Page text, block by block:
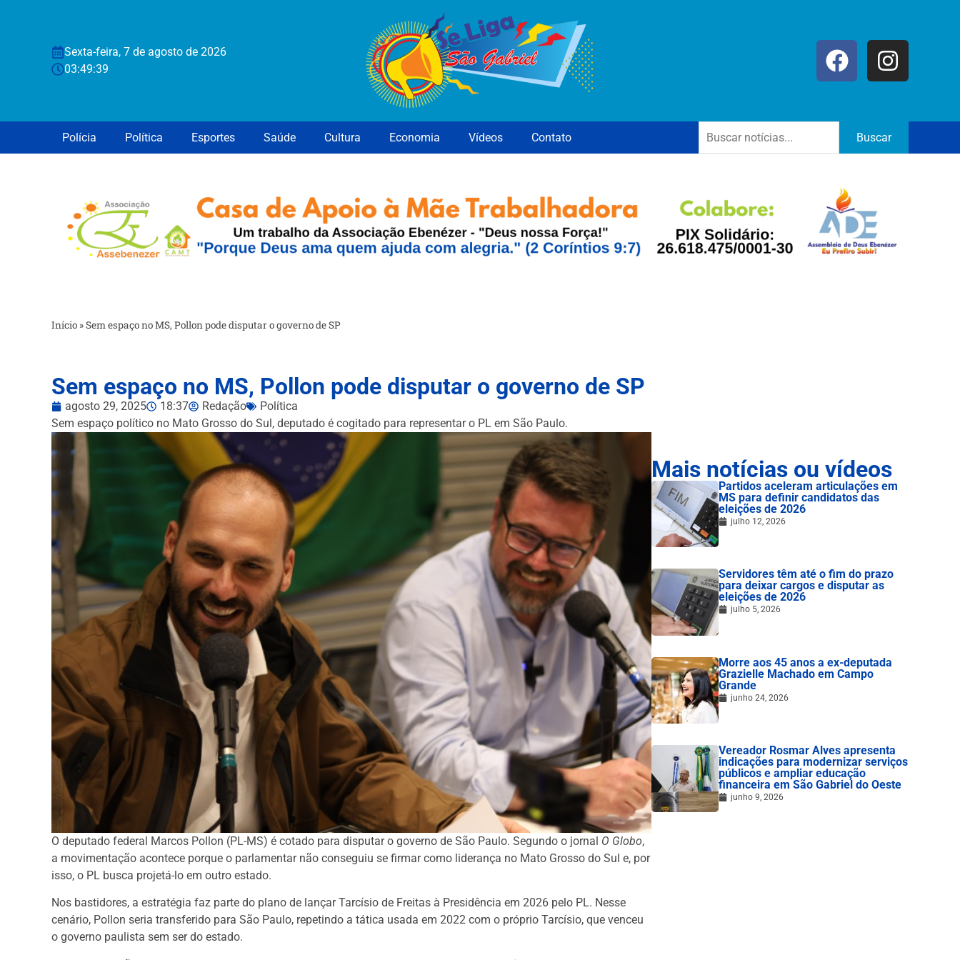
Sexta-feira, 7 de agosto de 2026
03:49:40
Polícia Política Esportes Saúde Cultura Economia Vídeos Contato Buscar
Início »Sem espaço no MS, Pollon pode disputar o governo de SP
Sem espaço no MS, Pollon pode disputar o governo de SP
agosto 29, 2025 18:37 Redação
Política
Sem espaço político no Mato Grosso do Sul, deputado é cogitado para representar o PL em São Paulo.
O deputado federal Marcos Pollon (PL-MS) é cotado para disputar o governo de São Paulo. Segundo o jornal O Globo,
a movimentação acontece porque o parlamentar não conseguiu se firmar como liderança no Mato Grosso do Sul e, por
isso, o PL busca projetá-lo em outro estado.
Nos bastidores, a estratégia faz parte do plano de lançar Tarcísio de Freitas à Presidência em 2026 pelo PL. Nesse
cenário, Pollon seria transferido para São Paulo, repetindo a tática usada em 2022 com o próprio Tarcísio, que venceu
o governo paulista sem ser do estado.
Mais notícias ou vídeos
Partidos aceleram articulações em
MS para definir candidatos das
eleições de 2026
julho 12, 2026
Servidores têm até o fim do prazo
para deixar cargos e disputar as
eleições de 2026
julho 5, 2026
Morre aos 45 anos a ex-deputada
Grazielle Machado em Campo
Grande
junho 24, 2026
Vereador Rosmar Alves apresenta
indicações para modernizar serviços
públicos e ampliar educação
financeira em São Gabriel do Oeste
junho 9, 2026